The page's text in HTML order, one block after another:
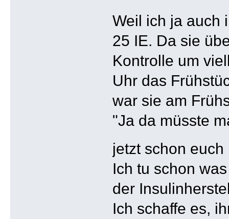
Weil ich ja auch
25 IE. Da sie
Kontrolle um
Uhr das
war sie am
"Ja da müsste
jetzt schon
Ich tu schon
der
Ich schaffe es,